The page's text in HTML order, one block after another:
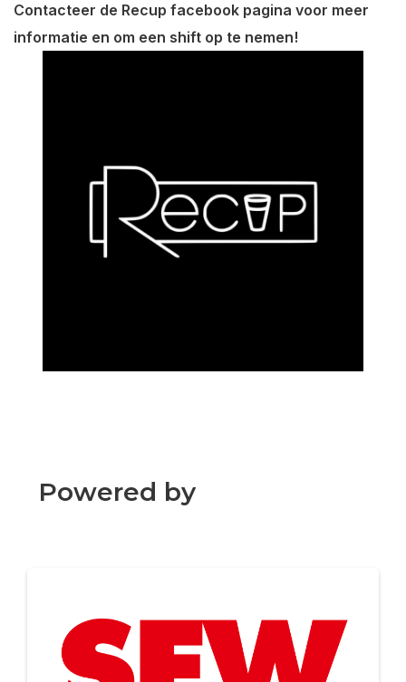
Contacteer de Recup facebook pagina voor meer
informatie en om een shift op te nemen!
Powered by